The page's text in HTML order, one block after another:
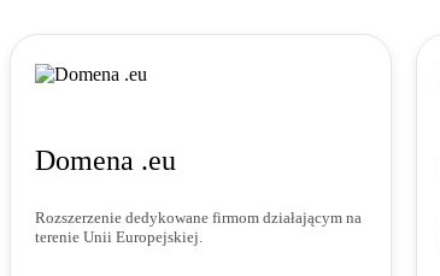
Domena .eu
Rozszerzenie dedykowane firmom działającym na
terenie Unii Europejskiej.